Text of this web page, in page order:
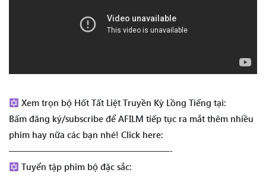
Xem trọn bộ Hốt Tất Liệt Truyền Kỳ Lồng Tiếng tại:
Bấm đăng ký/subscribe để AFILM tiếp tục ra mắt thêm nhiều
phim hay nữa các bạn nhé! Click here:
——————————————————-
Tuyển tập phim bộ đặc sắc: